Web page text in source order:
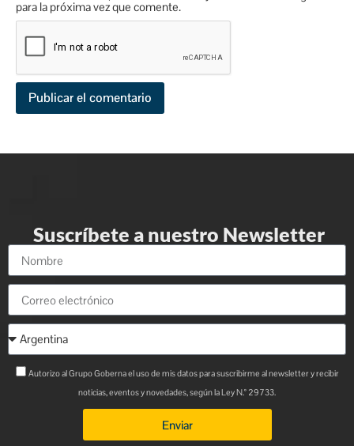
para la próxima vez que comente.
Suscríbete a nuestro Newsletter
Autorizo al Grupo Goberna el uso de mis datos para suscribirme al newsletter y recibir
noticias, eventos y novedades, según la Ley N.° 29733.
Enviar